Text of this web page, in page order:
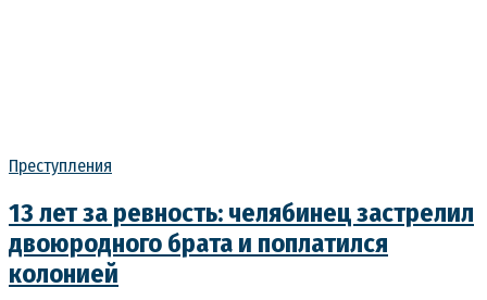
Преступления
13 лет за ревность: челябинец застрелил
двоюродного брата и поплатился
колонией